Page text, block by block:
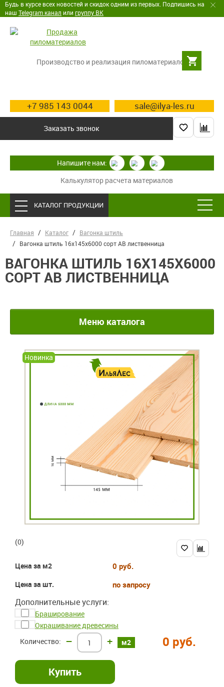
Будь в курсе всех новостей и скидок одним из первых. Подпишись на
наш Telegram канал или группу ВК
Производство и реализация пиломатериалов
+7 985 143 0044 sale@ilya-les.ru
Заказать звонок
Калькулятор расчета материалов
Напишите нам:
КАТАЛОГ ПРОДУКЦИИ
Главная Каталог
Вагонка штиль
Вагонка штиль 16х145х6000 сорт АВ лиственница
ВАГОНКА ШТИЛЬ 16Х145Х6000
СОРТ АВ ЛИСТВЕННИЦА
Меню каталога
Новинка
(0)
Цена за м2 0 руб.
Цена за шт. по запросу
Дополнительные услуги:
Браширование
Окрашивание древесины
м2
– + 0 руб.